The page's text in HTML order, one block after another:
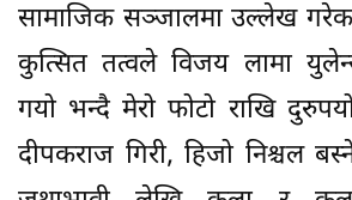
सामाजिक सञ्जालमा उल्लेख
कुत्सित तत्वले विजय लामा
गयो भन्दै मेरो फोटो राखि
दीपकराज गिरी, हिजो निश्चल